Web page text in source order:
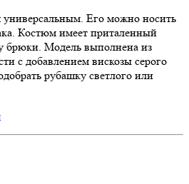
универсальным. Его можно носить
Костюм имеет приталенный
брюки. Модель выполнена из
с добавлением вискозы серого
рубашку светлого или